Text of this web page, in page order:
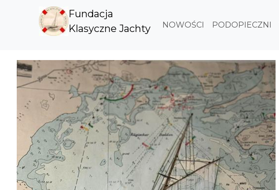
Fundacja
Klasyczne Jachty
NOWOŚCI PODOPIECZNI